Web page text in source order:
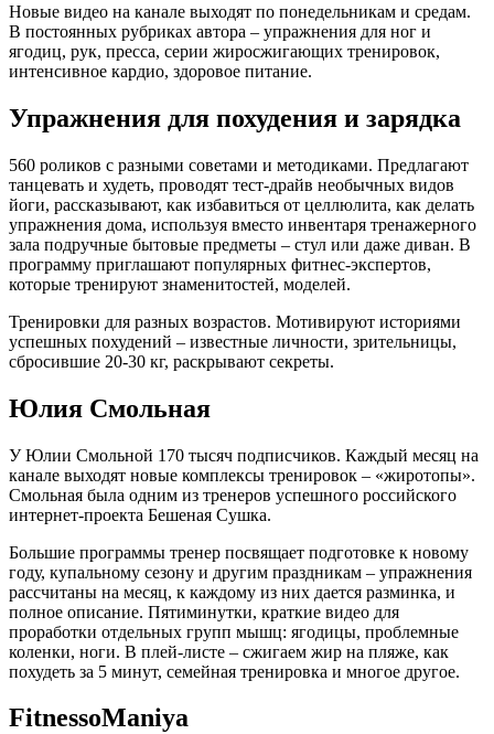
Новые видео на канале выходят по понедельникам и средам.
В постоянных рубриках автора – упражнения для ног и
ягодиц, рук, пресса, серии жиросжигающих тренировок,
интенсивное кардио, здоровое питание.
Упражнения для похудения и зарядка
560 роликов с разными советами и методиками. Предлагают
танцевать и худеть, проводят тест-драйв необычных видов
йоги, рассказывают, как избавиться от целлюлита, как делать
упражнения дома, используя вместо инвентаря тренажерного
зала подручные бытовые предметы – стул или даже диван. В
программу приглашают популярных фитнес-экспертов,
которые тренируют знаменитостей, моделей.
Тренировки для разных возрастов. Мотивируют историями
успешных похудений – известные личности, зрительницы,
сбросившие 20-30 кг, раскрывают секреты.
Юлия Смольная
У Юлии Смольной 170 тысяч подписчиков. Каждый месяц на
канале выходят новые комплексы тренировок – «жиротопы».
Смольная была одним из тренеров успешного российского
интернет-проекта Бешеная Сушка.
Большие программы тренер посвящает подготовке к новому
году, купальному сезону и другим праздникам – упражнения
рассчитаны на месяц, к каждому из них дается разминка, и
полное описание. Пятиминутки, краткие видео для
проработки отдельных групп мышц: ягодицы, проблемные
коленки, ноги. В плей-листе – сжигаем жир на пляже, как
похудеть за 5 минут, семейная тренировка и многое другое.
FitnessoManiya